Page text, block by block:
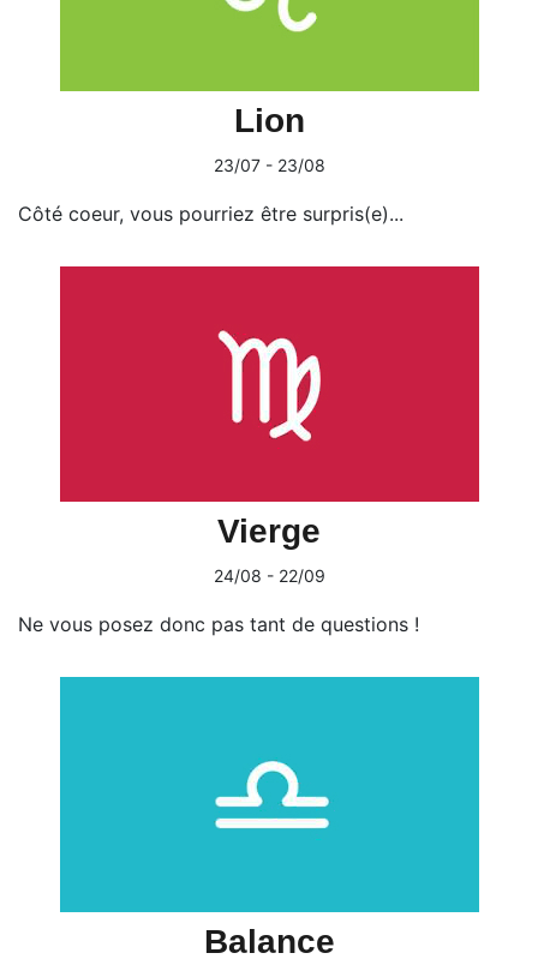
Lion
23/07 - 23/08
Côté coeur, vous pourriez être surpris(e)...
Vierge
24/08 - 22/09
Ne vous posez donc pas tant de questions !
Balance